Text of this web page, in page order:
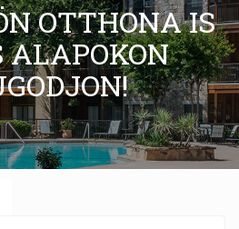
OTTHONA IS
ALAPOKON